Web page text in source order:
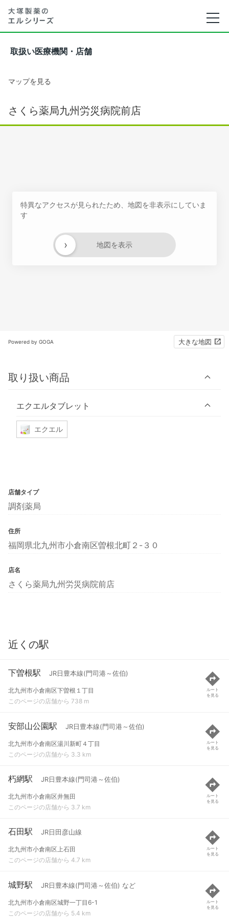
取扱い医療機関・店舗
マップを見る
さくら薬局九州労災病院前店
特異なアクセスが見られたため、地図を非表示にしていま
す
地図を表示
›
Powered by GOGA 大きな地図
取り扱い商品
エクエルタブレット
エクエル
店舗タイプ
調剤薬局
住所
福岡県北九州市小倉南区曽根北町２-３０
店名
さくら薬局九州労災病院前店
近くの駅
下曽根駅 JR日豊本線(門司港～佐伯)
北九州市小倉南区下曽根１丁目
このページの店舗から 738 m
ルート
を見る
安部山公園駅 JR日豊本線(門司港～佐伯)
北九州市小倉南区湯川新町４丁目
このページの店舗から 3.3 km
ルート
を見る
朽網駅 JR日豊本線(門司港～佐伯)
北九州市小倉南区井無田
このページの店舗から 3.7 km
ルート
を見る
石田駅 JR日田彦山線
北九州市小倉南区上石田
このページの店舗から 4.7 km
ルート
を見る
城野駅 JR日豊本線(門司港～佐伯) など
北九州市小倉南区城野一丁目6-1
このページの店舗から 5.4 km
ルート
を見る